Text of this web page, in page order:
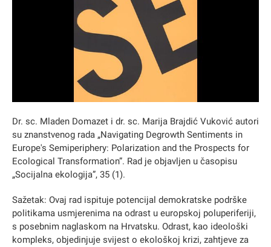
Dr. sc. Mladen Domazet i dr. sc. Marija Brajdić Vuković autori
su znanstvenog rada „Navigating Degrowth Sentiments in
Europe's Semiperiphery: Polarization and the Prospects for
Ecological Transformation”. Rad je objavljen u časopisu
„Socijalna ekologija”, 35 (1).
Sažetak: Ovaj rad ispituje potencijal demokratske podrške
politikama usmjerenima na odrast u europskoj poluperiferiji,
s posebnim naglaskom na Hrvatsku. Odrast, kao ideološki
kompleks, objedinjuje svijest o ekološkoj krizi, zahtjeve za